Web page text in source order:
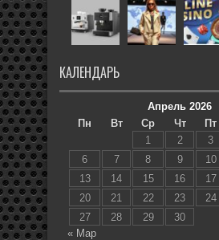
КАЛЕНДАРЬ
Апрель 2026
Пн
Вт Ср Чт Пт
1
2 3
6
7 8 9 10
13
14 15 16 17
20
21 22 23 24
27
28 29
30
« Мар